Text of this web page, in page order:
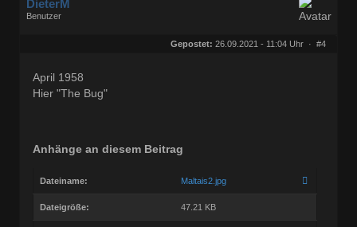
DieterM
Benutzer
Gepostet: 26.09.2021 - 11:04 Uhr · #4
April 1958
Hier "The Bug"
Anhänge an diesem Beitrag
Dateiname: Maltais2.jpg
Dateigröße: 47.21 KB